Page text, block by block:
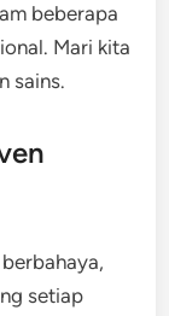
beberapa
Mari kita
sains.
setiap